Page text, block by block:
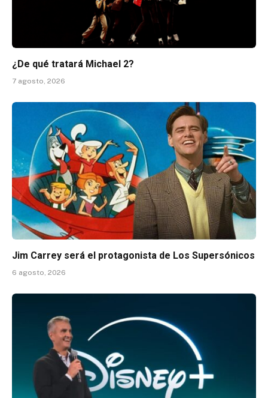
¿De qué tratará Michael 2?
7 agosto, 2026
Jim Carrey será el protagonista de Los Supersónicos
6 agosto, 2026